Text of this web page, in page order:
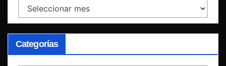
Archivos
Categorías